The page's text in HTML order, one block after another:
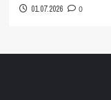
01.07.2026 0